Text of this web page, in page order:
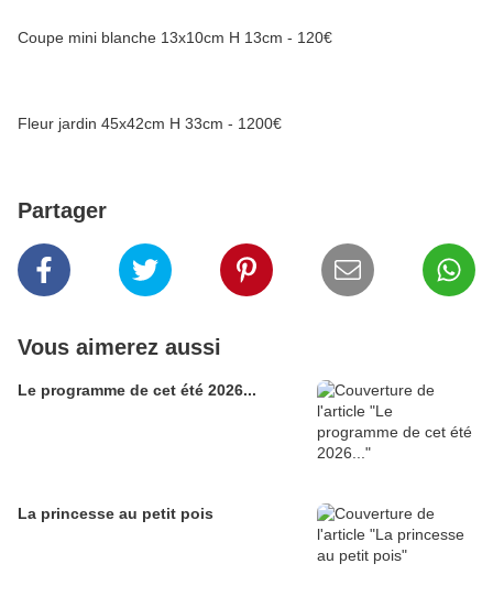
Coupe mini blanche 13x10cm H 13cm - 120€
Fleur jardin 45x42cm H 33cm - 1200€
Partager
Vous aimerez aussi
Le programme de cet été 2026...
La princesse au petit pois